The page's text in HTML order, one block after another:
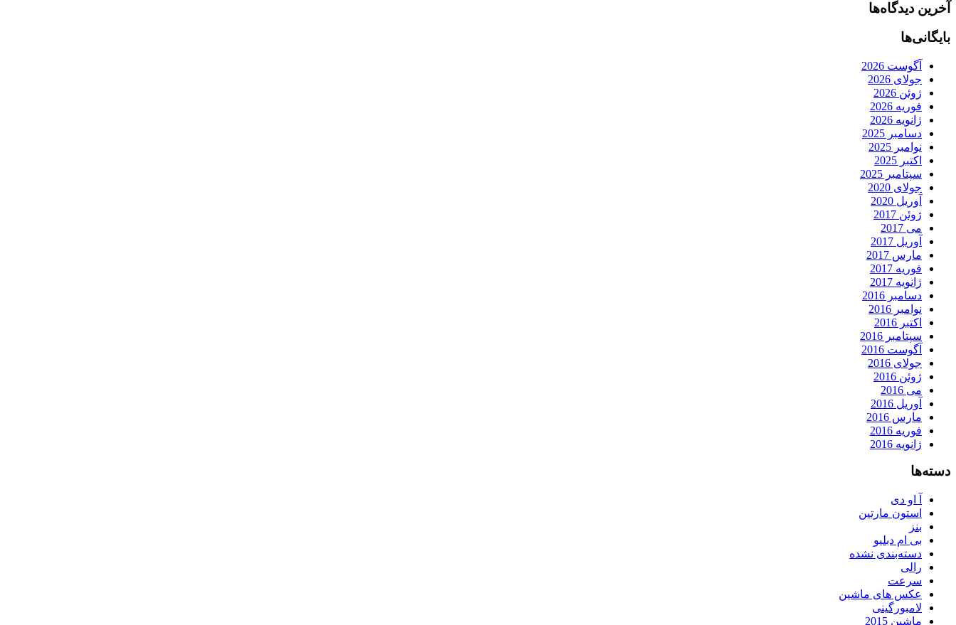
آخرین دیدگاه‌ها
بایگانی‌ها
آگوست 2026
جولای 2026
ژوئن 2026
فوریه 2026
ژانویه 2026
دسامبر 2025
نوامبر 2025
اکتبر 2025
سپتامبر 2025
جولای 2020
آوریل 2020
ژوئن 2017
می 2017
آوریل 2017
مارس 2017
فوریه 2017
ژانویه 2017
دسامبر 2016
نوامبر 2016
اکتبر 2016
سپتامبر 2016
آگوست 2016
جولای 2016
ژوئن 2016
می 2016
آوریل 2016
مارس 2016
فوریه 2016
ژانویه 2016
دسته‌ها
آ او دی
استون مارتین
بنز
بی ام دبلیو
دسته‌بندی نشده
رالی
سرعت
عکس های ماشین
لامبورگینی
ماشین 2015